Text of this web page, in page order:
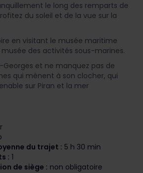
le long des remparts de
du soleil et de la vue sur la
en visitant le musée maritime
musée des activités sous-marines.
Georges et ne manquez pas de
qui mènent à son clocher, qui
sur Piran et la mer
du trajet : 5 h 30 min
: 1
de siège : non obligatoire